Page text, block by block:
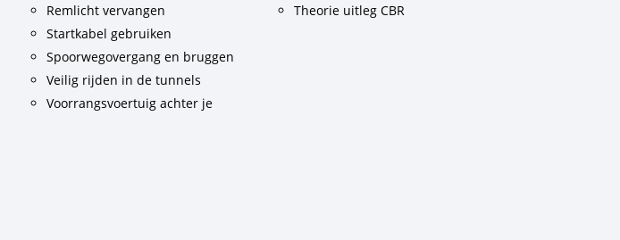
Remlicht vervangen
Startkabel gebruiken
Spoorwegovergang en bruggen
Veilig rijden in de tunnels
Voorrangsvoertuig achter je
Theorie uitleg CBR